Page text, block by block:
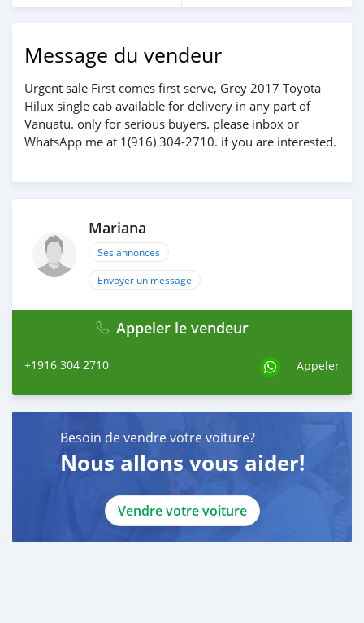
Message du vendeur
Urgent sale First comes first serve, Grey 2017 Toyota
Hilux single cab available for delivery in any part of
Vanuatu. only for serious buyers. please inbox or
WhatsApp me at 1(916) 304-2710. if you are interested.
Mariana
Ses annonces
Envoyer un message
Appeler le vendeur
+1916 304 2710 Appeler
Besoin de vendre votre voiture?
Nous allons vous aider!
Vendre votre voiture